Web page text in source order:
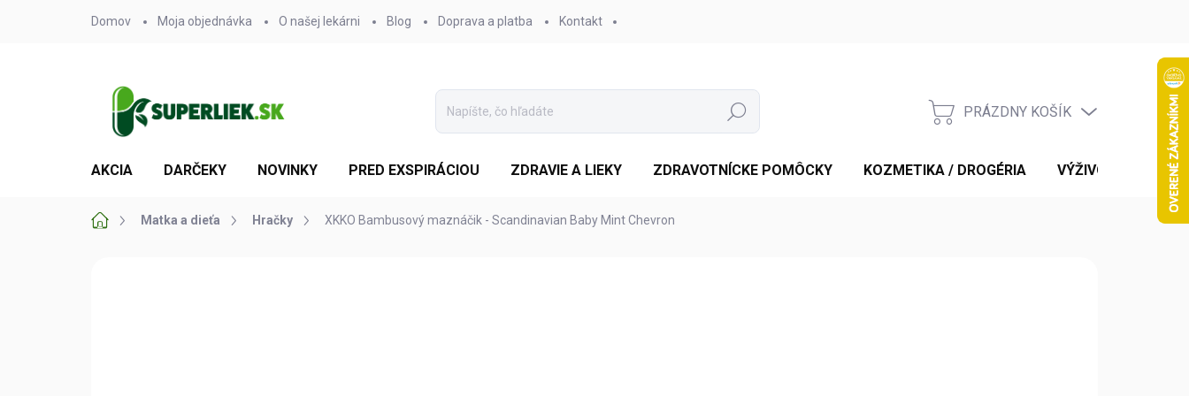
Domov Moja objednávka O našej lekárni Blog Doprava a platba Kontakt
Hľadať
NÁKUPNÝ
PRÁZDNY KOŠÍK
AKCIA DARČEKY NOVINKY PRED EXSPIRÁCIOU ZDRAVIE A LIEKY ZDRAVOTNÍCKE POMÔCKY KOZMETIKA / DROGÉRIA VÝŽIVOVÉ
DomovMatka a dieťa Hračky XKKO Bambusový maznáčik - Scandinavian Baby Mint Chevron